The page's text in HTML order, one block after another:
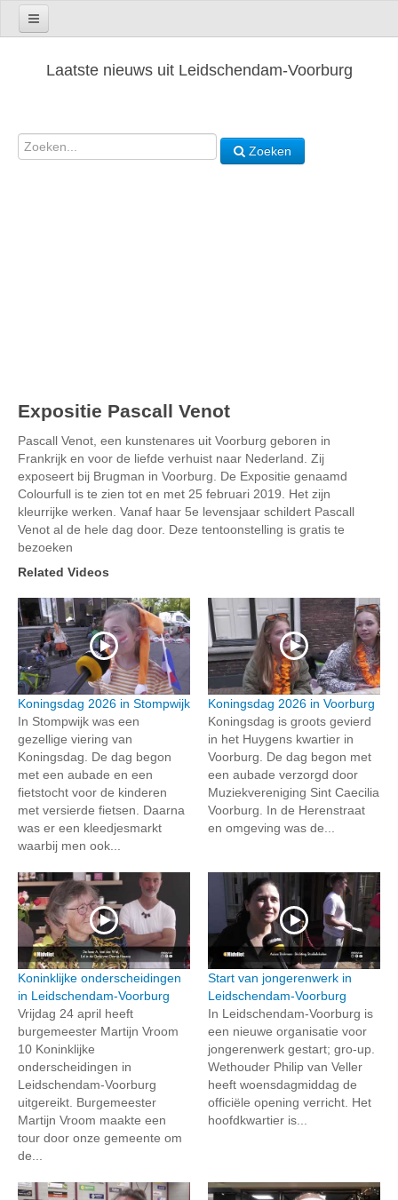
Laatste nieuws uit Leidschendam-Voorburg
Zoeken
Expositie Pascall Venot
Pascall Venot, een kunstenares uit Voorburg geboren in
Frankrijk en voor de liefde verhuist naar Nederland. Zij
exposeert bij Brugman in Voorburg. De Expositie genaamd
Colourfull is te zien tot en met 25 februari 2019. Het zijn
kleurrijke werken. Vanaf haar 5e levensjaar schildert Pascall
Venot al de hele dag door. Deze tentoonstelling is gratis te
bezoeken
Related Videos
Koningsdag 2026 in Stompwijk
In Stompwijk was een
gezellige viering van
Koningsdag. De dag begon
met een aubade en een
fietstocht voor de kinderen
met versierde fietsen. Daarna
was er een kleedjesmarkt
waarbij men ook...
Koningsdag 2026 in Voorburg
Koningsdag is groots gevierd
in het Huygens kwartier in
Voorburg. De dag begon met
een aubade verzorgd door
Muziekvereniging Sint Caecilia
Voorburg. In de Herenstraat
en omgeving was de...
Koninklijke onderscheidingen
in Leidschendam-Voorburg
Vrijdag 24 april heeft
burgemeester Martijn Vroom
10 Koninklijke
onderscheidingen in
Leidschendam-Voorburg
uitgereikt. Burgemeester
Martijn Vroom maakte een
tour door onze gemeente om
de...
Start van jongerenwerk in
Leidschendam-Voorburg
In Leidschendam-Voorburg is
een nieuwe organisatie voor
jongerenwerk gestart; gro-up.
Wethouder Philip van Veller
heeft woensdagmiddag de
officiële opening verricht. Het
hoofdkwartier is...